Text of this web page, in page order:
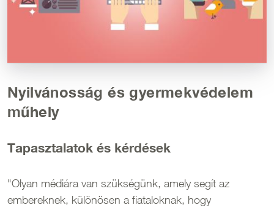
Nyilvánosság és gyermekvédelem
műhely
Tapasztalatok és kérdések
"Olyan médiára van szükségünk, amely segít az
embereknek, különösen a fiataloknak, hogy